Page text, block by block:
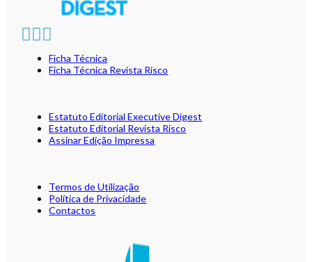
Ficha Técnica
Ficha Técnica Revista Risco
Estatuto Editorial Executive Digest
Estatuto Editorial Revista Risco
Assinar Edição Impressa
Termos de Utilização
Política de Privacidade
Contactos